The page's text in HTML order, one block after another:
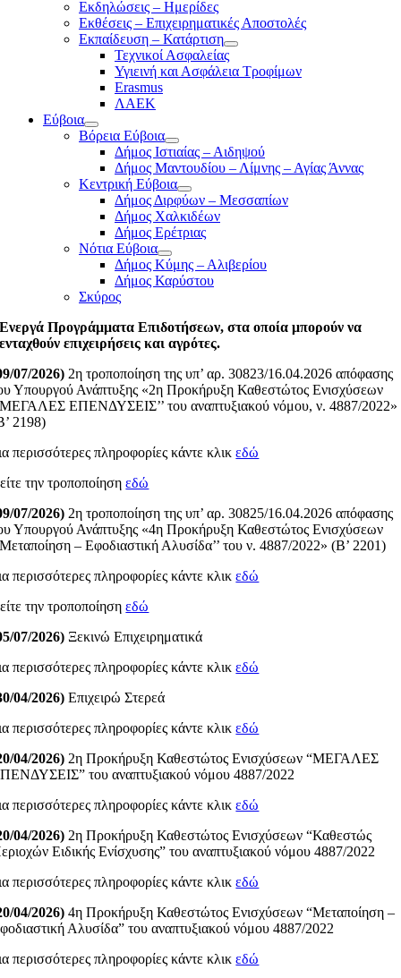
Εκδηλώσεις – Ημερίδες
Εκθέσεις – Επιχειρηματικές Αποστολές
Εκπαίδευση – Κατάρτιση
Τεχνικοί Ασφαλείας
Υγιεινή και Ασφάλεια Τροφίμων
Erasmus
ΛΑΕΚ
Εύβοια
Βόρεια Εύβοια
Δήμος Ιστιαίας – Αιδηψού
Δήμος Μαντουδίου – Λίμνης – Αγίας Άννας
Κεντρική Εύβοια
Δήμος Διρφύων – Μεσσαπίων
Δήμος Χαλκιδέων
Δήμος Ερέτριας
Νότια Εύβοια
Δήμος Κύμης – Αλιβερίου
Δήμος Καρύστου
Σκύρος
Ενεργά Προγράμματα Επιδοτήσεων, στα οποία μπορούν να
ενταχθούν επιχειρήσεις και αγρότες.
07/2026) 2η τροποποίηση της υπ’ αρ. 30823/16.04.2026 απόφασης
Υπουργού Ανάπτυξης «2η Προκήρυξη Καθεστώτος Ενισχύσεων
ΕΠΕΝΔΥΣΕΙΣ’’ του αναπτυξιακού νόμου, ν. 4887/2022»
2198)
περισσότερες πληροφορίες κάντε κλικεδώ
την τροποποίησηεδώ
07/2026) 2η τροποποίηση της υπ’ αρ. 30825/16.04.2026 απόφασης
Υπουργού Ανάπτυξης «4η Προκήρυξη Καθεστώτος Ενισχύσεων
– Εφοδιαστική Αλυσίδα’’ του ν. 4887/2022» (Β’ 2201)
περισσότερες πληροφορίες κάντε κλικεδώ
την τροποποίησηεδώ
07/2026) Ξεκινώ Επιχειρηματικά
περισσότερες πληροφορίες κάντε κλικεδώ
04/2026)Επιχειρώ Στερεά
περισσότερες πληροφορίες κάντε κλικεδώ
04/2026) 2η Προκήρυξη Καθεστώτος Ενισχύσεων “ΜΕΓΑΛΕΣ
του αναπτυξιακού νόμου 4887/2022
περισσότερες πληροφορίες κάντε κλικεδώ
04/2026) 2η Προκήρυξη Καθεστώτος Ενισχύσεων “Καθεστώς
Ειδικής Ενίσχυσης” του αναπτυξιακού νόμου 4887/2022
περισσότερες πληροφορίες κάντε κλικεδώ
04/2026)4η Προκήρυξη Καθεστώτος Ενισχύσεων “Μεταποίηση –
Αλυσίδα” του αναπτυξιακού νόμου 4887/2022
περισσότερες πληροφορίες κάντε κλικεδώ